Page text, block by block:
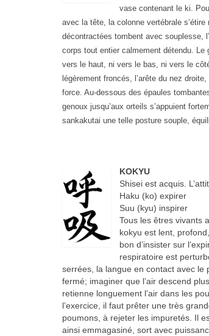
vase contenant le ki.
avec la tête, la colonne vertébrale
décontractées tombent avec souplesse,
corps tout entier calmement détendu.
vers le haut, ni vers le bas, ni vers le
légèrement froncés, l’arête du nez
force. Au-dessous des épaules
genoux jusqu’aux orteils s’appuient
sankakutai une telle posture souple,
KOKYU
Shisei est acquis.
Haku (ko) expirer
Suu (kyu) inspirer
Tous les êtres vivants
kokyu est lent,
bon d’insister sur
respiratoire est
serrées, la langue en contact avec le
fermé; imaginer que l’air descend
retienne longuement l’air dans les
l’exercice, il faut prêter une très
poumons, à rejeter les impuretés. Il
ainsi emmagasiné, sort avec